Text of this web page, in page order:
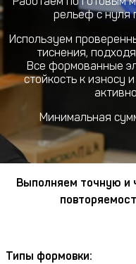
рельеф с нуля
Используем
тиснения,
Все формованные
стойкость к износу
Минимальная
Выполняем точную и
Типы формовки: